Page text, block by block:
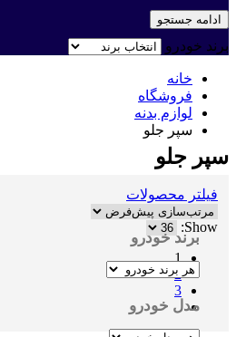
ادامه جستجو
برند خودرو
خانه
فروشگاه
لوازم بدنه
سپر جلو
سپر جلو
برند خودرو
مدل خودرو
فیلتر محصولات
Show:
1
2
3